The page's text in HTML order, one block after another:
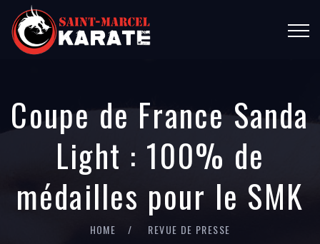
Coupe de France Sanda
Light : 100% de
médailles pour le SMK
HOME
REVUE DE PRESSE